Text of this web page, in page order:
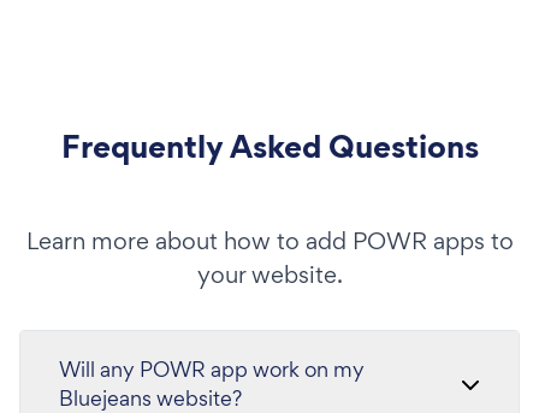
Frequently Asked Questions
Learn more about how to add POWR apps to
your website.
Will any POWR app work on my
Bluejeans website?